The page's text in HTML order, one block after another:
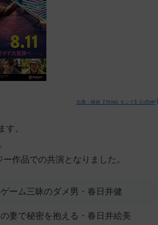
出典：映画【TANG タング】公式HP
。
作品での共演となりました。
ゲーム三昧のダメ男・春日井健
妻で秘密を抱える・春日井絵美